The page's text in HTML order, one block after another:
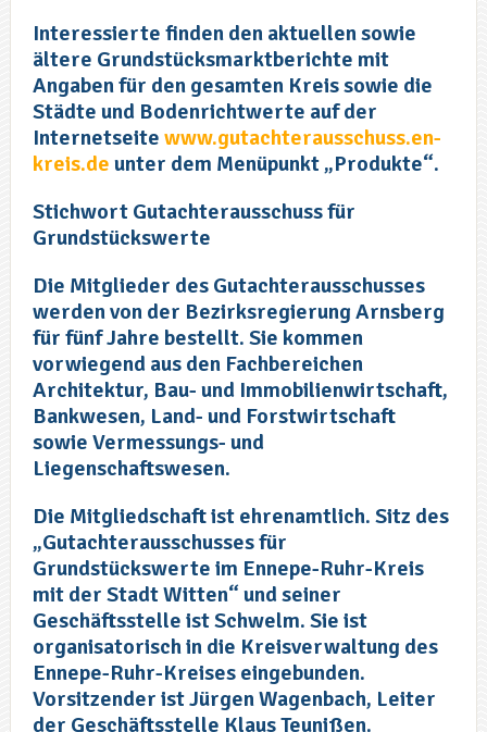
Interessierte finden den aktuellen sowie
ältere Grundstücksmarktberichte mit
Angaben für den gesamten Kreis sowie die
Städte und Bodenrichtwerte auf der
Internetseite www.gutachterausschuss.en-
kreis.de unter dem Menüpunkt „Produkte“.
Stichwort Gutachterausschuss für
Grundstückswerte
Die Mitglieder des Gutachterausschusses
werden von der Bezirksregierung Arnsberg
für fünf Jahre bestellt. Sie kommen
vorwiegend aus den Fachbereichen
Architektur, Bau- und Immobilienwirtschaft,
Bankwesen, Land- und Forstwirtschaft
sowie Vermessungs- und
Liegenschaftswesen.
Die Mitgliedschaft ist ehrenamtlich. Sitz des
„Gutachterausschusses für
Grundstückswerte im Ennepe-Ruhr-Kreis
mit der Stadt Witten“ und seiner
Geschäftsstelle ist Schwelm. Sie ist
organisatorisch in die Kreisverwaltung des
Ennepe-Ruhr-Kreises eingebunden.
Vorsitzender ist Jürgen Wagenbach, Leiter
der Geschäftsstelle Klaus Teunißen.